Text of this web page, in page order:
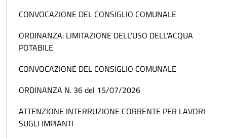
CONVOCAZIONE DEL CONSIGLIO COMUNALE
ORDINANZA: LIMITAZIONE DELL'USO DELL'ACQUA
POTABILE
CONVOCAZIONE DEL CONSIGLIO COMUNALE
ORDINANZA N. 36 del 15/07/2026
ATTENZIONE INTERRUZIONE CORRENTE PER LAVORI
SUGLI IMPIANTI